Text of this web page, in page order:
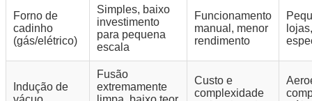
Forno de
cadinho
(gás/elétrico)
Simples, baixo
investimento
para pequena
escala
Funcionamento
manual, menor
rendimento
Indução de
Fusão
extremamente
Custo e
complexidade